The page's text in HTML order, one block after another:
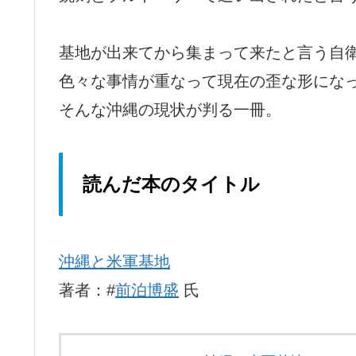
基地が出来てから集まって来たと言う自
色々な事情が重なって現在の歪な形にな
そんな沖縄の現状が判る一冊。
読んだ本のタイトル
沖縄と米軍基地
著者：#前泊博盛 氏